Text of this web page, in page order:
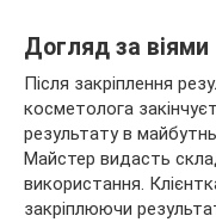
Догляд за віями
Після закріплення
косметолога
результату в
Майстер видасть
використання.
закріплюючи